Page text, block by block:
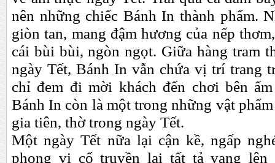
nên những chiếc Bánh In thành phẩm.
giòn tan, mang đậm hương của nếp
cái bùi bùi, ngòn ngọt. Giữa hàng tram
ngày Tết, Bánh In vẫn chứa vị trí trang
chỉ đem đi mời khách đến chơi bên
Bánh In còn là một trong những vật
gia tiên, thờ trong ngày Tết.
Một ngày Tết nữa lại cận kề, ngấp
phong vị cổ truyền lại tất tả vang lên